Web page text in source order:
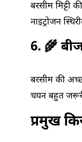
बरसीम मिट्टी
नाइट्रोजन
6. 🌾
बरसीम की
चयन बहुत
प्रमुख